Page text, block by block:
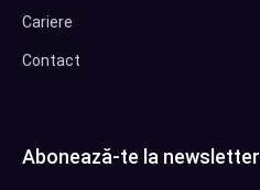
Cariere
Contact
Abonează-te la newsletter